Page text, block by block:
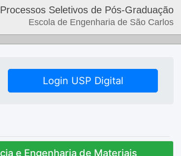
Seletivos de Pós-Graduação
Escola de Engenharia de São Carlos
Login USP Digital
e Engenharia de Materiais